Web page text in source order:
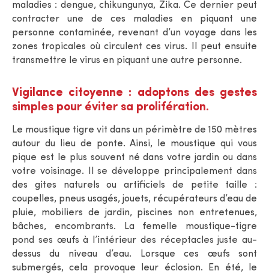
maladies : dengue, chikungunya, Zika. Ce dernier peut
contracter une de ces maladies en piquant une
personne contaminée, revenant d’un voyage dans les
zones tropicales où circulent ces virus. Il peut ensuite
transmettre le virus en piquant une autre personne.
Vigilance citoyenne : adoptons des gestes
simples pour éviter sa prolifération.
Le moustique tigre vit dans un périmètre de 150 mètres
autour du lieu de ponte. Ainsi, le moustique qui vous
pique est le plus souvent né dans votre jardin ou dans
votre voisinage. Il se développe principalement dans
des gites naturels ou artificiels de petite taille :
coupelles, pneus usagés, jouets, récupérateurs d’eau de
pluie, mobiliers de jardin, piscines non entretenues,
bâches, encombrants. La femelle moustique-tigre
pond ses œufs à l’intérieur des réceptacles juste au-
dessus du niveau d’eau. Lorsque ces œufs sont
submergés, cela provoque leur éclosion. En été, le